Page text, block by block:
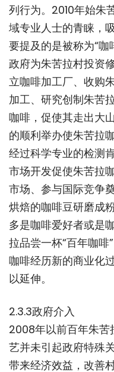
列行为。2010年始朱
域专业人士的青睐，
要提及的是被称为“
政府为朱苦拉村投资
立咖啡加工厂、收购
加工、研究创制朱苦
咖啡，促使其走出大
的顺利举办使朱苦拉
经过科学专业的检测
市场开发促使朱苦拉
市场、参与国际竞争
烘焙的咖啡豆研磨成
多是咖啡爱好者或是
拉品尝一杯“百年咖
咖啡经历新的商业化
以延伸。
2.3.3政府介入
2008年以前百年朱苦
艺并未引起政府特殊
带来经济效益，改善